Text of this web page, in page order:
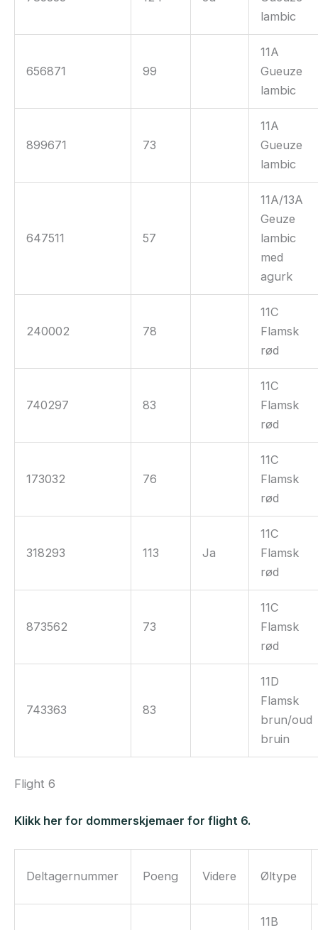
lambic
656871 99
11A
Gueuze
lambic
899671 73
11A
Gueuze
lambic
647511 57
11A/13A
Geuze
lambic
med
agurk
240002 78
11C
Flamsk
rød
740297 83
11C
Flamsk
rød
173032 76
11C
Flamsk
rød
318293 113 Ja
11C
Flamsk
rød
873562 73
11C
Flamsk
rød
743363 83
11D
Flamsk
brun/oud
bruin
Flight 6
Klikk her for dommerskjemaer for flight 6.
Deltagernummer Poeng Videre Øltype
11B